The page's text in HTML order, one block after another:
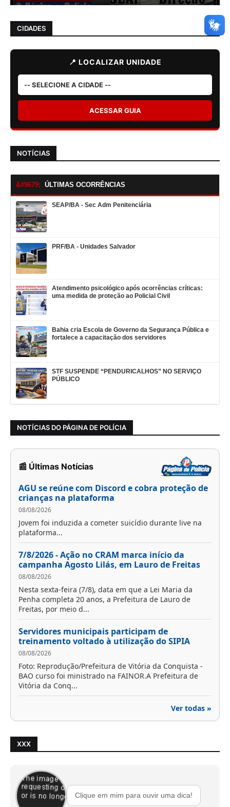
CIDADES
📍 LOCALIZAR UNIDADE
ACESSAR GUIA
NOTÍCIAS
ÚLTIMAS OCORRÊNCIAS
SEAP/BA - Sec Adm Penitenciária
PRF/BA - Unidades Salvador
Atendimento psicológico após ocorrências críticas:
uma medida de proteção ao Policial Civil
Bahia cria Escola de Governo da Segurança Pública e
fortalece a capacitação dos servidores
STF SUSPENDE “PENDURICALHOS” NO SERVIÇO
PÚBLICO
NOTÍCIAS DO PÁGINA DE POLÍCIA
📰 Últimas Notícias
AGU se reúne com Discord e cobra proteção de
crianças na plataforma
08/08/2026
Jovem foi induzida a cometer suicídio durante live na
plataforma...
7/8/2026 - Ação no CRAM marca início da
campanha Agosto Lilás, em Lauro de Freitas
08/08/2026
Nesta sexta-feira (7/8), data em que a Lei Maria da
Penha completa 20 anos, a Prefeitura de Lauro de
Freitas, por meio d...
Servidores municipais participam de
treinamento voltado à utilização do SIPIA
08/08/2026
Foto: Reprodução/Prefeitura de Vitória da Conquista -
BAO curso foi ministrado na FAINOR.A Prefeitura de
Vitória da Conq...
Ver todas »
XXX
Clique em mim para ouvir uma dica!